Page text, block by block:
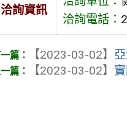
洽詢資訊
洽詢電話：
【2023-03-02】
【2023-03-02】